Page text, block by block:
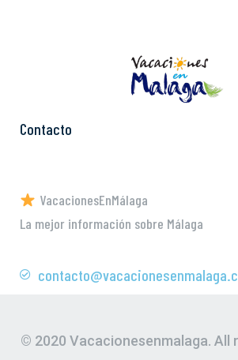
Contacto
VacacionesEnMálaga
La mejor información sobre Málaga
© 2020 Vacacionesenmalaga. All